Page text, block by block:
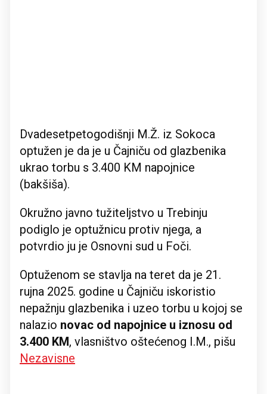
Dvadesetpetogodišnji M.Ž. iz Sokoca
optužen je da je u Čajniču od glazbenika
ukrao torbu s 3.400 KM napojnice
(bakšiša).
Okružno javno tužiteljstvo u Trebinju
podiglo je optužnicu protiv njega, a
potvrdio ju je Osnovni sud u Foči.
Optuženom se stavlja na teret da je 21.
rujna 2025. godine u Čajniču iskoristio
nepažnju glazbenika i uzeo torbu u kojoj se
nalazio novac od napojnice u iznosu od
3.400 KM, vlasništvo oštećenog I.M., pišu
Nezavisne